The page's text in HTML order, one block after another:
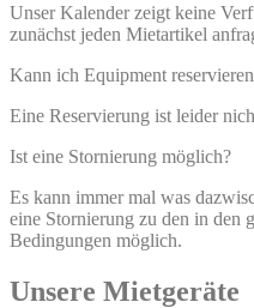
Unser Kalender zeigt keine
zunächst jeden Mietartikel
Kann ich Equipment
Eine Reservierung ist leider
Ist eine Stornierung möglich?
Es kann immer mal was
eine Stornierung zu den in den
Bedingungen möglich.
Unsere Mietgeräte